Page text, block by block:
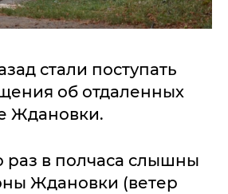
стали поступать
об отдаленных
Ждановки.
раз в полчаса слышны
Ждановки (ветер